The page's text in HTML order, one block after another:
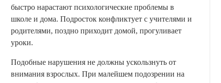
быстро нарастают психологические проблемы в
школе и дома. Подросток конфликтует с учителями и
родителями, поздно приходит домой, прогуливает
уроки.
Подобные нарушения не должны ускользнуть от
внимания взрослых. При малейшем подозрении на